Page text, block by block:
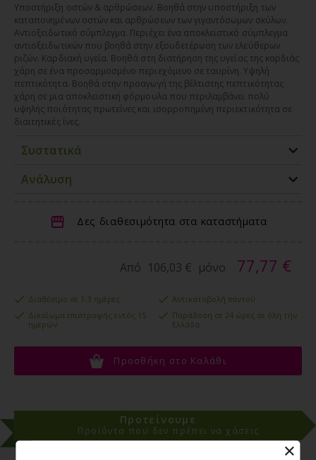
Υποστήριξη οστών & αρθρώσεων. Βοηθά στην υποστήριξη των
καταπονημένων οστών και αρθρώσεων των γιγαντόσωμων σκύλων.
Αντιοξειδωτικό σύμπλεγμα. Περιέχει ένα αποκλειστικό σύμπλεγμα
αντιοξειδωτικών που βοηθά στην εξουδετέρωση των ελεύθερων
ριζών. Καρδιακή υγεία. Βοηθά στη διατήρηση της υγείας της καρδιάς
χάρη σε ένα προσαρμοσμένο περιεχόμενο σε ταυρίνη. Υψηλή
πεπτικότητα. Βοηθά στην προαγωγή της βέλτιστης πεπτικότητας
χάρη σε μια αποκλειστική φόρμουλα που περιλαμβάνει πολύ
υψηλής ποιότητας πρωτεΐνες και ισορροπημένη περιεκτικότητα σε
διαιτητικές ίνες.
Συστατικά
Ανάλυση
Δες διαθεσιμότητα στα καταστήματα
Από 106,03 € μόνο 77,77 €
Διαθέσιμο σε 1-3 ημέρες
Αντικαταβολή παντού
Δικαίωμα επιστροφής εντός 15
ημερών
Παράδοση σε 24 ώρες σε όλη την
Ελλάδα
Προσθήκη στο Καλάθι
Προτείνουμε
Προϊόντα που δεν πρέπει να χάσεις